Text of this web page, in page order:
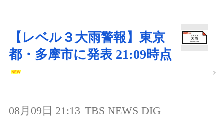
【レベル３大雨警報】東京
都・多摩市に発表 21:09時点
08月09日 21:13 TBS NEWS DIG